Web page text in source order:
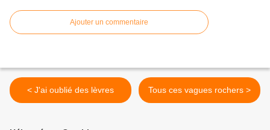
Ajouter un commentaire
< J'ai oublié des lèvres Tous ces vagues rochers >